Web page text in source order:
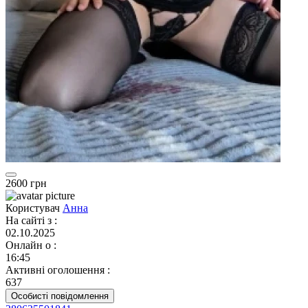
2600 грн
Користувач Анна
На сайті з :
02.10.2025
Онлайн о :
16:45
Активні оголошення :
637
Особисті повідомлення